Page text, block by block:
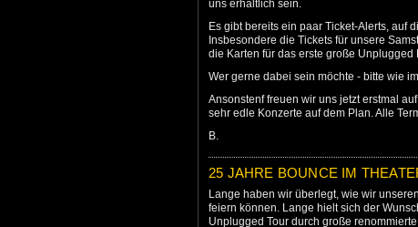
uns erhältlich sein.
Es gibt bereits ein paar Ticket-Alerts, auf
Insbesondere die Tickets für unsere
die Karten für das erste große
Wer gerne dabei sein möchte - bitte wie
Ansonstenf freuen wir uns jetzt erstmal
sehr edle Konzerte auf dem Plan. Alle
B.
25 JAHRE BOUNCE IM
Lange haben wir überlegt, wie wir
feiern können. Lange hielt sich der
Unplugged Tour durch große